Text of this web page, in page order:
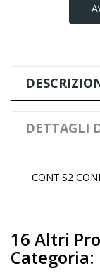
DETTAGLI
CONT.S2
16 Altri
Categoria: